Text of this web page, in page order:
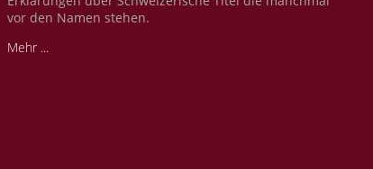
vor den Namen stehen.
Mehr ...